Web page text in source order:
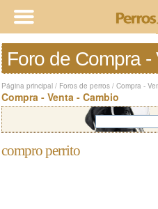
Foro de Compra
Página principal / Foros de perros / Compra -
Compra - Venta - Cambio
compro perrito